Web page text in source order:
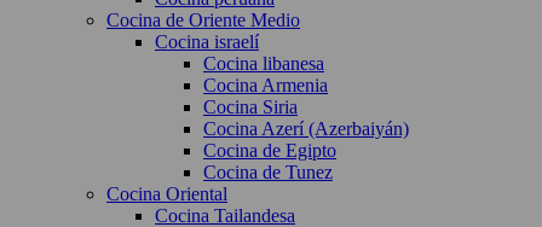
Cocina de Oriente Medio
Cocina israelí
Cocina libanesa
Cocina Armenia
Cocina Siria
Cocina Azerí (Azerbaiyán)
Cocina de Egipto
Cocina de Tunez
Cocina Oriental
Cocina Tailandesa